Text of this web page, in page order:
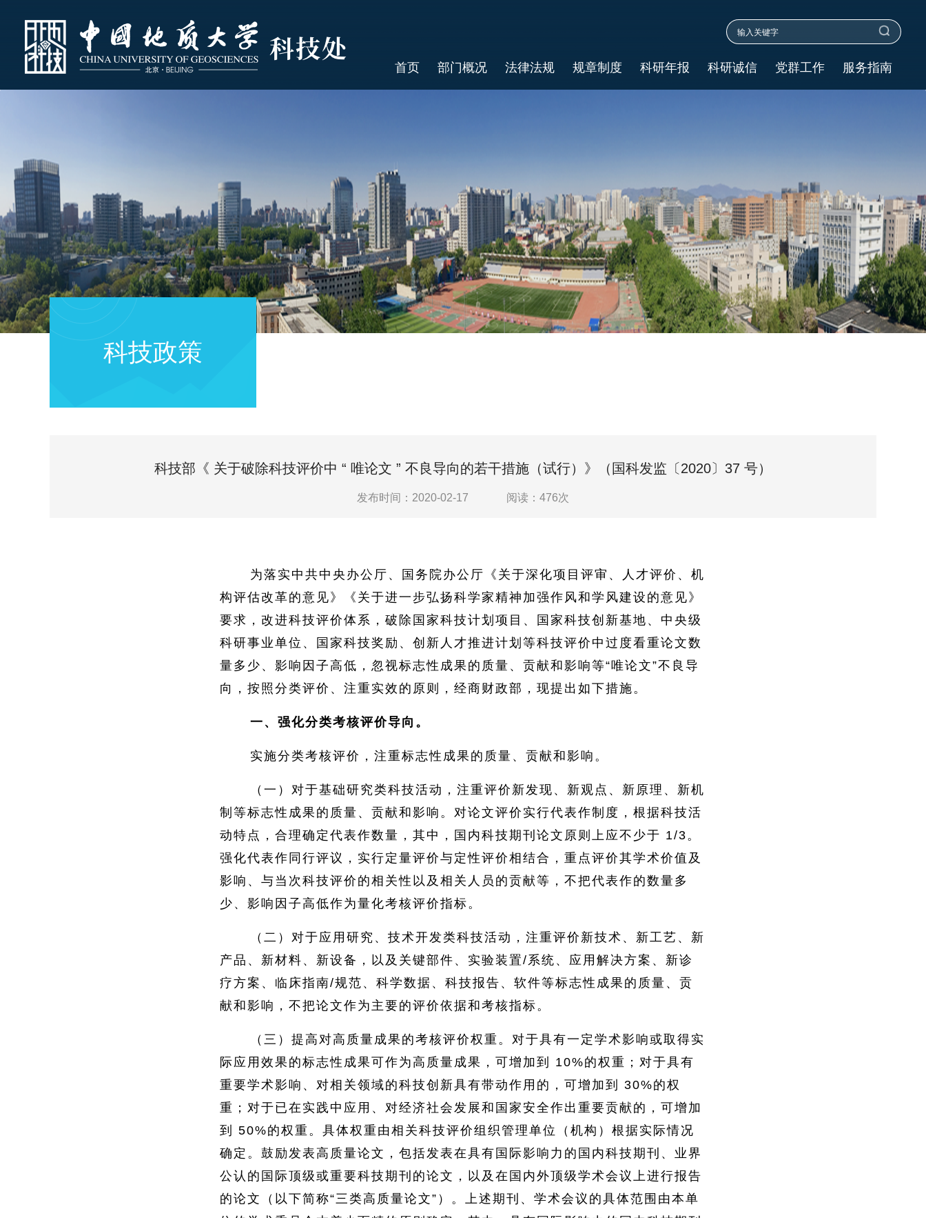
首页 部门概况 法律法规 规章制度 科研年报 科研诚信 党群工作 服务指南
科技政策
科技部《 关于破除科技评价中 “ 唯论文 ” 不良导向的若干措施（试行）》（国科发监〔2020〕37 号）
发布时间：2020-02-17 阅读： 476次
为落实中共中央办公厅、国务院办公厅《关于深化项目评审、人才评价、机
构评估改革的意见》《关于进一步弘扬科学家精神加强作风和学风建设的意见》
要求，改进科技评价体系，破除国家科技计划项目、国家科技创新基地、中央级
科研事业单位、国家科技奖励、创新人才推进计划等科技评价中过度看重论文数
量多少、影响因子高低，忽视标志性成果的质量、贡献和影响等“唯论文”不良导
向，按照分类评价、注重实效的原则，经商财政部，现提出如下措施。
一、强化分类考核评价导向。
实施分类考核评价，注重标志性成果的质量、贡献和影响。
（一）对于基础研究类科技活动，注重评价新发现、新观点、新原理、新机
制等标志性成果的质量、贡献和影响。对论文评价实行代表作制度，根据科技活
动特点，合理确定代表作数量，其中，国内科技期刊论文原则上应不少于 1/3。
强化代表作同行评议，实行定量评价与定性评价相结合，重点评价其学术价值及
影响、与当次科技评价的相关性以及相关人员的贡献等，不把代表作的数量多
少、影响因子高低作为量化考核评价指标。
（二）对于应用研究、技术开发类科技活动，注重评价新技术、新工艺、新
产品、新材料、新设备，以及关键部件、实验装置/系统、应用解决方案、新诊
疗方案、临床指南/规范、科学数据、科技报告、软件等标志性成果的质量、贡
献和影响，不把论文作为主要的评价依据和考核指标。
（三）提高对高质量成果的考核评价权重。对于具有一定学术影响或取得实
际应用效果的标志性成果可作为高质量成果，可增加到 10%的权重；对于具有
重要学术影响、对相关领域的科技创新具有带动作用的，可增加到 30%的权
重；对于已在实践中应用、对经济社会发展和国家安全作出重要贡献的，可增加
到 50%的权重。具体权重由相关科技评价组织管理单位（机构）根据实际情况
确定。鼓励发表高质量论文，包括发表在具有国际影响力的国内科技期刊、业界
公认的国际顶级或重要科技期刊的论文，以及在国内外顶级学术会议上进行报告
的论文（以下简称“三类高质量论文”）。上述期刊、学术会议的具体范围由本单